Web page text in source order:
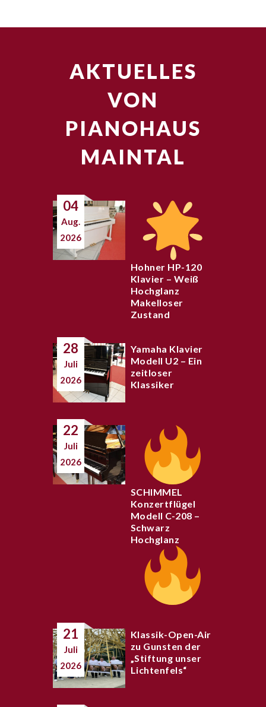
AKTUELLES
VON
PIANOHAUS
MAINTAL
04
Aug.
2026
Hohner HP-120
Klavier – Weiß
Hochglanz
Makelloser
Zustand
28
Juli
2026
Yamaha Klavier
Modell U2 – Ein
zeitloser
Klassiker
22
Juli
2026
SCHIMMEL
Konzertflügel
Modell C-208 –
Schwarz
Hochglanz
21
Juli
2026
Klassik-Open-Air
zu Gunsten der
„Stiftung unser
Lichtenfels“